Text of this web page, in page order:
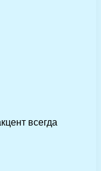
всегда